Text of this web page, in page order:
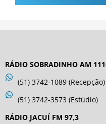
RÁDIO SOBRADINHO AM
(51) 3742-1089 (Recepção)
(51) 3742-3573 (Estúdio)
RÁDIO JACUÍ FM 97,3